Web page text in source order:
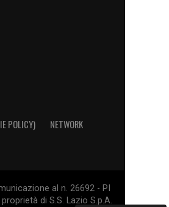
POLICY) NETWORK
al n. 26692 - PI
di S.S. Lazio S.p.A.